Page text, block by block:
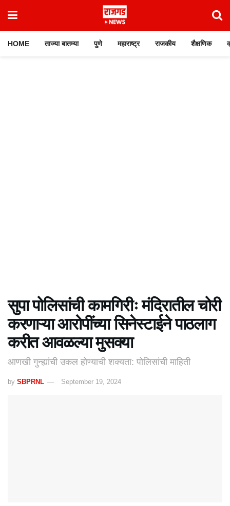
HOME ताज्या बातम्या पुणे महाराष्ट्र राजकीय शैक्षणिक
सुपा पोलिसांची कामगिरीः मंदिरातील चोरी
करणाऱ्या आरोपींच्या सिनेस्टाईने पाठलाग
करीत आवळल्या मुसक्या
आणखी गुन्ह्यांची उकल होण्याची शक्यता: पोलिसांची माहिती
by SBPRNL September 19, 2024